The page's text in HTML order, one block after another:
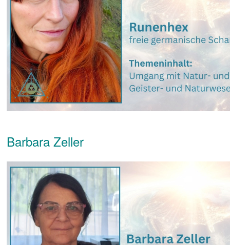
Barbara Zeller